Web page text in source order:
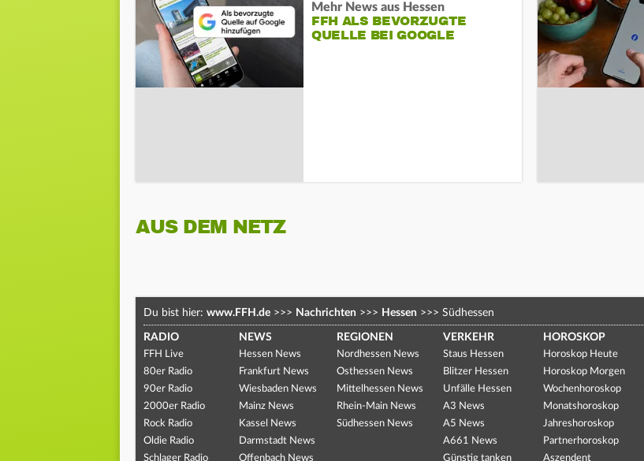
Mehr News aus Hessen
FFH ALS BEVORZUGTE
QUELLE BEI GOOGLE
AUS DEM NETZ
Du bist hier: www.FFH.de >>> Nachrichten >>> Hessen >>> Südhessen
RADIO
FFH Live
80er Radio
90er Radio
2000er Radio
Rock Radio
Oldie Radio
Schlager Radio
NEWS
Hessen News
Frankfurt News
Wiesbaden News
Mainz News
Kassel News
Darmstadt News
Offenbach News
REGIONEN
Nordhessen News
Osthessen News
Mittelhessen News
Rhein-Main News
Südhessen News
VERKEHR
Staus Hessen
Blitzer Hessen
Unfälle Hessen
A3 News
A5 News
A661 News
Günstig tanken
HOROSKOP
Horoskop Heute
Horoskop Morgen
Wochenhoroskop
Monatshoroskop
Jahreshoroskop
Partnerhoroskop
Aszendent